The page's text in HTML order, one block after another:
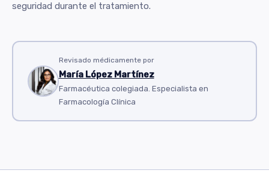
seguridad durante el tratamiento.
Revisado médicamente por
María López Martínez
Farmacéutica colegiada. Especialista en
Farmacología Clínica